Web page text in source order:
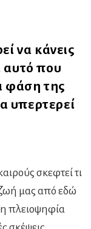
να κάνεις
αυτό που
φάση της
υπερτερεί
σκεφτεί τι
ζωή μας από εδώ
η πλειοψηφία